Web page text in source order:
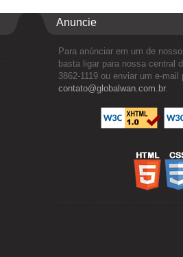
Anuncie
Para anúnciar em um de
basta ligar para nossa central
3862-1119 ou enviar um e-mail
contato@globalwan.com.br.